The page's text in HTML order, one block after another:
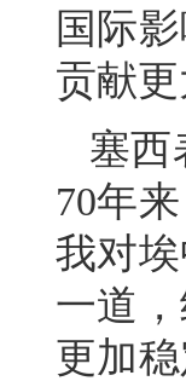
国际
贡献更
塞西
70年
我对
一道
更加